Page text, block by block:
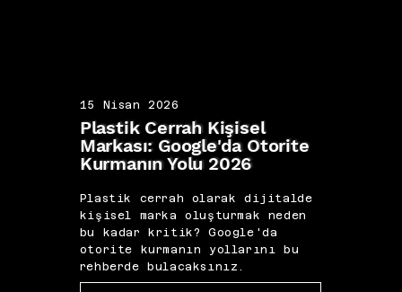
15 Nisan 2026
Plastik Cerrah Kişisel
Markası: Google'da Otorite
Kurmanın Yolu 2026
Plastik cerrah olarak dijitalde
kişisel marka oluşturmak neden
bu kadar kritik? Google'da
otorite kurmanın yollarını bu
rehberde bulacaksınız.